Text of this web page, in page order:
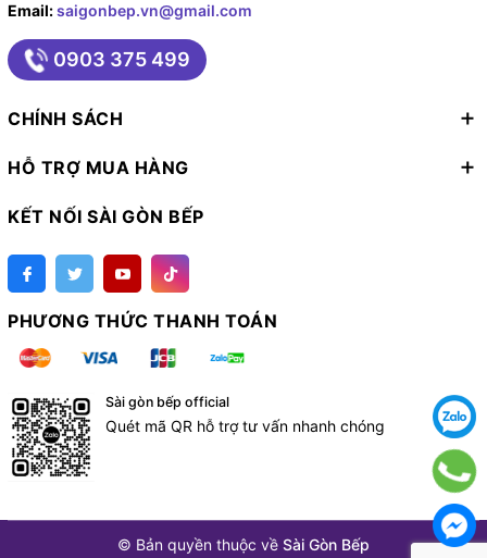
Email:saigonbep.vn@gmail.com
0903 375 499
CHÍNH SÁCH
HỖ TRỢ MUA HÀNG
KẾT NỐI SÀI GÒN BẾP
PHƯƠNG THỨC THANH TOÁN
Sài gòn bếp official
Quét mã QR hỗ trợ tư vấn nhanh chóng
© Bản quyền thuộc về Sài Gòn Bếp